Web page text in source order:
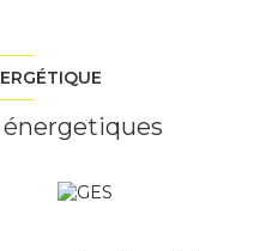
de faire un studio, local
vous pour une viste.
site
Géorisques